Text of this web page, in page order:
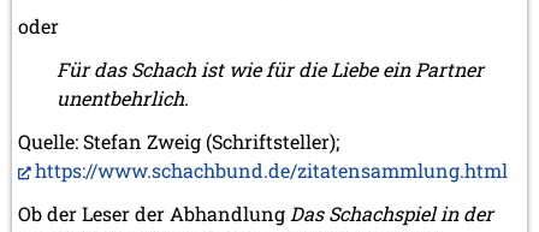
2017
Juni 2017 (1 Eintrag)
2012
Mai 2012 (1 Eintrag)
April 2012 (6 Einträge)
März 2012 (2 Einträge)
Februar 2012 (3 Einträge)
oder
Für das Schach ist wie für die Liebe ein Partner
unentbehrlich.
Quelle: Stefan Zweig (Schriftsteller);
https://www.schachbund.de/zitatensammlung.html
Ob der Leser der Abhandlung Das Schachspiel in der